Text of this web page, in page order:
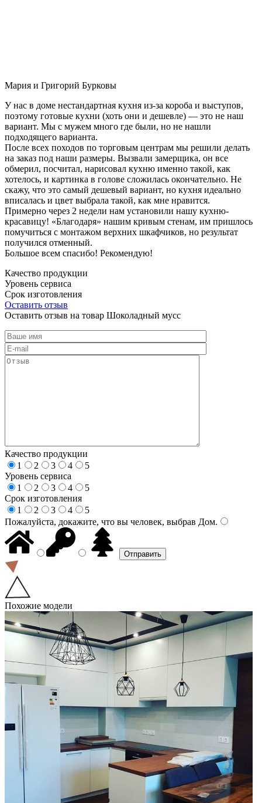
Мария и Григорий Бурковы
У нас в доме нестандартная кухня из-за короба и выступов,
поэтому готовые кухни (хоть они и дешевле) — это не наш
вариант. Мы с мужем много где были, но не нашли
подходящего варианта.
После всех походов по торговым центрам мы решили делать
на заказ под наши размеры. Вызвали замерщика, он все
обмерил, посчитал, нарисовал кухню именно такой, как
хотелось, и картинка в голове сложилась окончательно. Не
скажу, что это самый дешевый вариант, но кухня идеально
вписалась и цвет выбрала такой, как мне нравится.
Примерно через 2 недели нам установили нашу кухню-
красавицу! «Благодаря» нашим кривым стенам, им пришлось
помучиться с монтажом верхних шкафчиков, но результат
получился отменный.
Большое всем спасибо! Рекомендую!
Качество продукции
Уровень сервиса
Срок изготовления
Оставить отзыв
Оставить отзыв на товар Шоколадный мусс
Качество продукции
1
2 3 4
5
Уровень сервиса
1
2 3 4
5
Срок изготовления
1
2 3 4
5
Пожалуйста, докажите, что вы человек, выбрав Дом.
Похожие модели